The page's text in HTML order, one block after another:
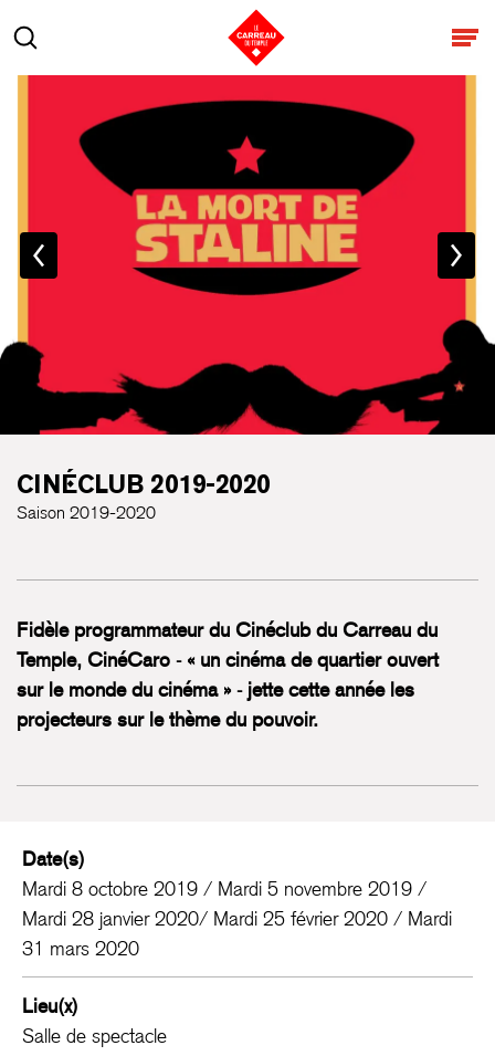
Rechercher
CINÉCLUB 2019-2020
Saison 2019-2020
Fidèle programmateur du Cinéclub du Carreau du
Temple, CinéCaro - « un cinéma de quartier ouvert
sur le monde du cinéma » - jette cette année les
projecteurs sur le thème du pouvoir.
Date(s)
Mardi 8 octobre 2019 / Mardi 5 novembre 2019 /
Mardi 28 janvier 2020/ Mardi 25 février 2020 / Mardi
31 mars 2020
Lieu(x)
Salle de spectacle